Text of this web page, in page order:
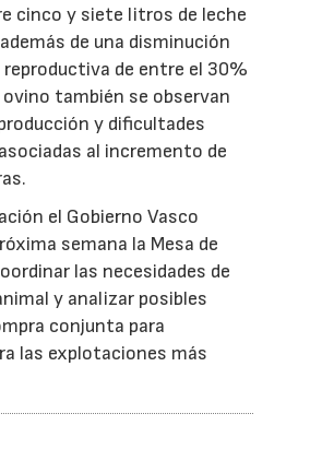
cinco y siete litros de leche
de una disminución
reproductiva de entre el 30%
ovino también se observan
y dificultades
al incremento de
el Gobierno Vasco
semana la Mesa de
las necesidades de
y analizar posibles
conjunta para
las explotaciones más